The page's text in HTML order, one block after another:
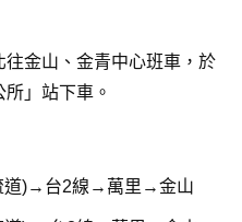
往金山、金青中心班車，於
所」站下車。
道)→台2線→萬里→金山